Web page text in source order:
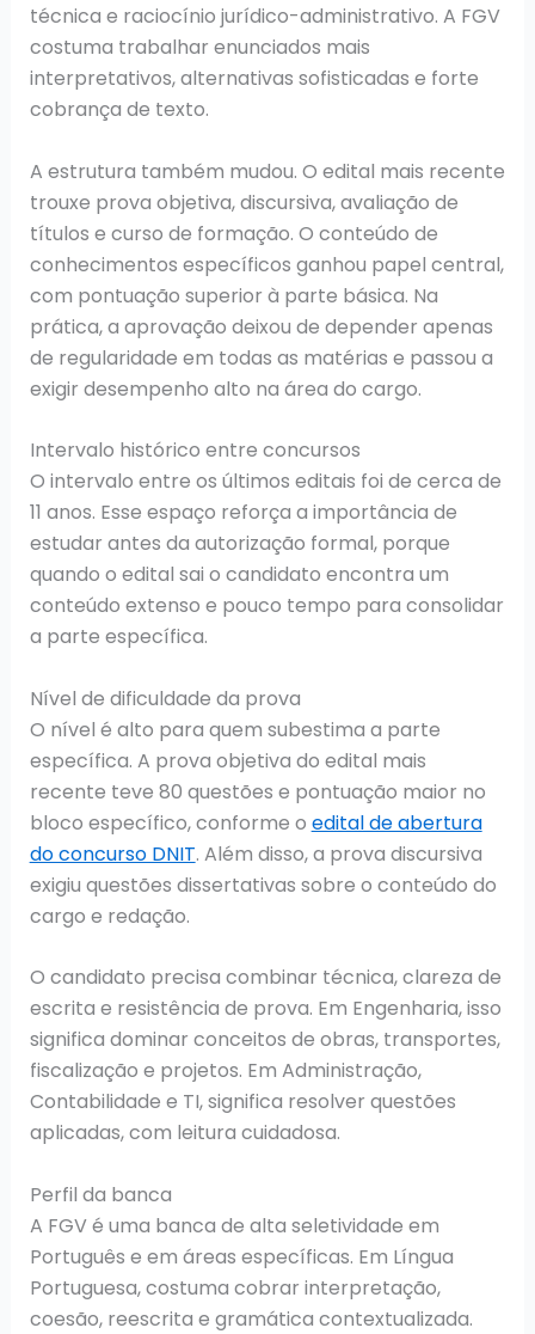
técnica e raciocínio jurídico-administrativo. A FGV
costuma trabalhar enunciados mais
interpretativos, alternativas sofisticadas e forte
cobrança de texto.
A estrutura também mudou. O edital mais recente
trouxe prova objetiva, discursiva, avaliação de
títulos e curso de formação. O conteúdo de
conhecimentos específicos ganhou papel central,
com pontuação superior à parte básica. Na
prática, a aprovação deixou de depender apenas
de regularidade em todas as matérias e passou a
exigir desempenho alto na área do cargo.
Intervalo histórico entre concursos
O intervalo entre os últimos editais foi de cerca de
11 anos. Esse espaço reforça a importância de
estudar antes da autorização formal, porque
quando o edital sai o candidato encontra um
conteúdo extenso e pouco tempo para consolidar
a parte específica.
Nível de dificuldade da prova
O nível é alto para quem subestima a parte
específica. A prova objetiva do edital mais
recente teve 80 questões e pontuação maior no
bloco específico, conforme o edital de abertura
do concurso DNIT. Além disso, a prova discursiva
exigiu questões dissertativas sobre o conteúdo do
cargo e redação.
O candidato precisa combinar técnica, clareza de
escrita e resistência de prova. Em Engenharia, isso
significa dominar conceitos de obras, transportes,
fiscalização e projetos. Em Administração,
Contabilidade e TI, significa resolver questões
aplicadas, com leitura cuidadosa.
Perfil da banca
A FGV é uma banca de alta seletividade em
Português e em áreas específicas. Em Língua
Portuguesa, costuma cobrar interpretação,
coesão, reescrita e gramática contextualizada.